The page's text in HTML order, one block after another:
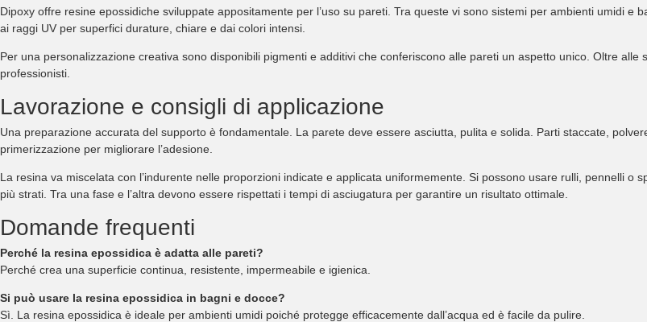
Dipoxy offre resine epossidiche sviluppate appositamente per l’uso su pareti. Tra queste vi sono sistemi per ambienti umidi
ai raggi UV per superfici durature, chiare e dai colori intensi.
Per una personalizzazione creativa sono disponibili pigmenti e additivi che conferiscono alle pareti un aspetto unico. Oltre
professionisti.
Lavorazione e consigli di applicazione
Una preparazione accurata del supporto è fondamentale. La parete deve essere asciutta, pulita e solida. Parti staccate,
primerizzazione per migliorare l’adesione.
La resina va miscelata con l’indurente nelle proporzioni indicate e applicata uniformemente. Si possono usare rulli, pennelli
più strati. Tra una fase e l’altra devono essere rispettati i tempi di asciugatura per garantire un risultato ottimale.
Domande frequenti
Perché la resina epossidica è adatta alle pareti?
Perché crea una superficie continua, resistente, impermeabile e igienica.
Si può usare la resina epossidica in bagni e docce?
Sì. La resina epossidica è ideale per ambienti umidi poiché protegge efficacemente dall’acqua ed è facile da pulire.